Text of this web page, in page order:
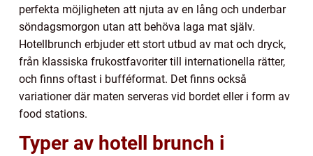
perfekta möjligheten att njuta av en lång och underbar
söndagsmorgon utan att behöva laga mat själv.
Hotellbrunch erbjuder ett stort utbud av mat och dryck,
från klassiska frukostfavoriter till internationella rätter,
och finns oftast i bufféformat. Det finns också
variationer där maten serveras vid bordet eller i form av
food stations.
Typer av hotell brunch i